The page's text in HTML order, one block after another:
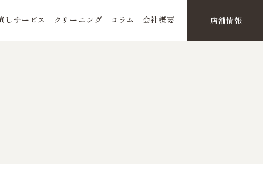
しサービス クリーニング コラム 会社概要 店舗情報